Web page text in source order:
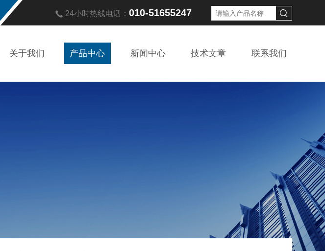
24小时热线电话： 010-51655247
关于我们 产品中心 新闻中心 技术文章 联系我们